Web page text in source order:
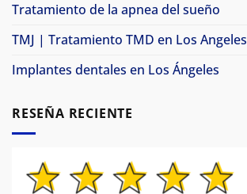
Tratamiento de la apnea del sueño
TMJ | Tratamiento TMD en Los Angeles
Implantes dentales en Los Ángeles
RESEÑA RECIENTE